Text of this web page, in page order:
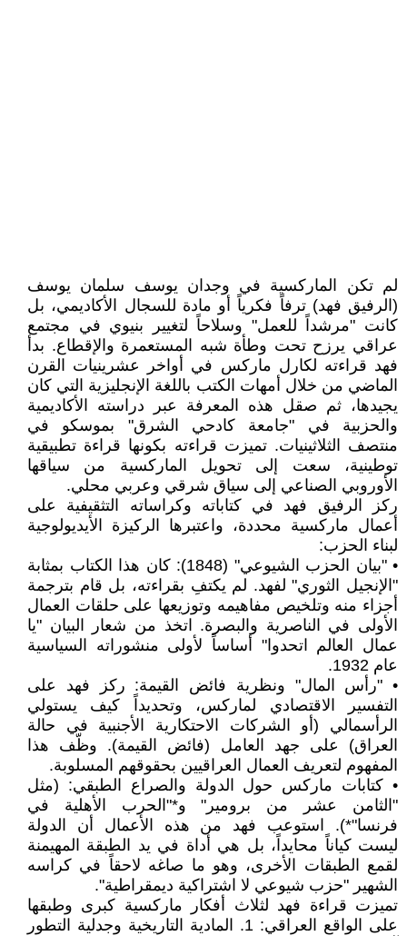
لم تكن الماركسية في وجدان يوسف سلمان يوسف
(الرفيق فهد) ترفاً فكرياً أو مادة للسجال الأكاديمي، بل
كانت "مرشداً للعمل" وسلاحاً لتغيير بنيوي في مجتمع
عراقي يرزح تحت وطأة شبه المستعمرة والإقطاع. بدأ
فهد قراءته لكارل ماركس في أواخر عشرينيات القرن
الماضي من خلال أمهات الكتب باللغة الإنجليزية التي كان
يجيدها، ثم صقل هذه المعرفة عبر دراسته الأكاديمية
والحزبية في "جامعة كادحي الشرق" بموسكو في
منتصف الثلاثينيات. تميزت قراءته بكونها قراءة تطبيقية
توطينية، سعت إلى تحويل الماركسية من سياقها
الأوروبي الصناعي إلى سياق شرقي وعربي محلي.
ركز الرفيق فهد في كتاباته وكراساته التثقيفية على
أعمال ماركسية محددة، واعتبرها الركيزة الأيديولوجية
لبناء الحزب:
• "بيان الحزب الشيوعي" (1848): كان هذا الكتاب بمثابة
"الإنجيل الثوري" لفهد. لم يكتفِ بقراءته، بل قام بترجمة
أجزاء منه وتلخيص مفاهيمه وتوزيعها على حلقات العمال
الأولى في الناصرية والبصرة. اتخذ من شعار البيان "يا
عمال العالم اتحدوا" أساساً لأولى منشوراته السياسية
عام 1932.
• "رأس المال" ونظرية فائض القيمة: ركز فهد على
التفسير الاقتصادي لماركس، وتحديداً كيف يستولي
الرأسمالي (أو الشركات الاحتكارية الأجنبية في حالة
العراق) على جهد العامل (فائض القيمة). وظّف هذا
المفهوم لتعريف العمال العراقيين بحقوقهم المسلوبة.
• كتابات ماركس حول الدولة والصراع الطبقي: (مثل
"الثامن عشر من برومير" و*"الحرب الأهلية في
فرنسا"*). استوعب فهد من هذه الأعمال أن الدولة
ليست كياناً محايداً، بل هي أداة في يد الطبقة المهيمنة
لقمع الطبقات الأخرى، وهو ما صاغه لاحقاً في كراسه
الشهير "حزب شيوعي لا اشتراكية ديمقراطية".
تميزت قراءة فهد لثلاث أفكار ماركسية كبرى وطبقها
على الواقع العراقي: 1. المادية التاريخية وجدلية التطور